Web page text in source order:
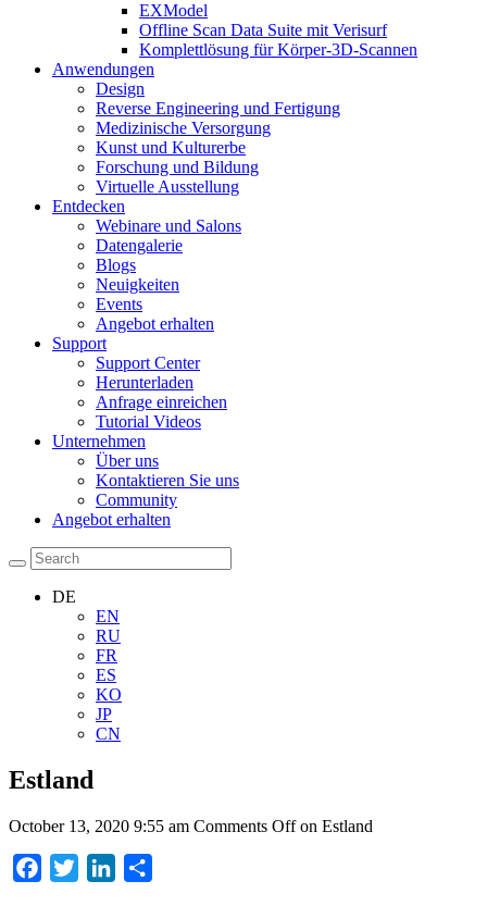
EXModel
Offline Scan Data Suite mit Verisurf
Komplettlösung für Körper-3D-Scannen
Anwendungen
Design
Reverse Engineering und Fertigung
Medizinische Versorgung
Kunst und Kulturerbe
Forschung und Bildung
Virtuelle Ausstellung
Entdecken
Webinare und Salons
Datengalerie
Blogs
Neuigkeiten
Events
Angebot erhalten
Support
Support Center
Herunterladen
Anfrage einreichen
Tutorial Videos
Unternehmen
Über uns
Kontaktieren Sie uns
Community
Angebot erhalten
DE
EN
RU
FR
ES
KO
JP
CN
Estland
October 13, 2020 9:55 am Comments Offon Estland
Facebook
Twitter LinkedIn